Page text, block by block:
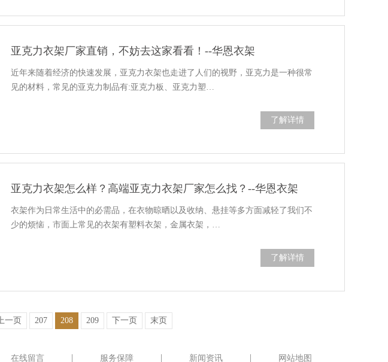
亚克力衣架厂家直销，不妨去这家看看！--华恩衣架
近年来随着经济的快速发展，亚克力衣架也走进了人们的视野，亚克力是一种很常
见的材料，常见的亚克力制品有:亚克力板、亚克力塑…
了解详情
亚克力衣架怎么样？高端亚克力衣架厂家怎么找？--华恩衣架
衣架作为日常生活中的必需品，在衣物晾晒以及收纳、悬挂等多方面减轻了我们不
少的烦恼，市面上常见的衣架有塑料衣架，金属衣架，…
了解详情
上一页 207 208 209 下一页 末页
在线留言 服务保障 新闻资讯 网站地图